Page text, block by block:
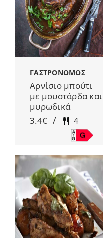
ΓΑΣΤΡΟΝΟΜΟΣ
Αρνίσιο μπούτι
με μουστάρδα και
μυρωδικά
3.4€ / 4